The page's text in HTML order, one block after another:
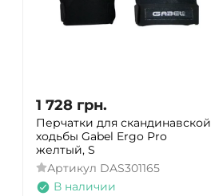
1 728 грн.
Перчатки для скандинавской
ходьбы Gabel Ergo Pro
желтый, S
Артикул DAS301165
В наличии